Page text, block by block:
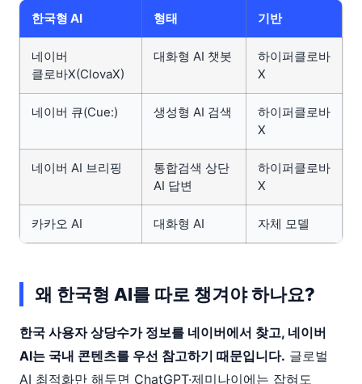
한국형 AI 형태 기반
네이버
클로바X(ClovaX)
대화형 AI 챗봇
하이퍼클로바
X
네이버 큐(Cue:) 생성형 AI 검색
하이퍼클로바
X
네이버 AI 브리핑
통합검색 상단
AI 답변
하이퍼클로바
X
카카오 AI 대화형 AI 자체 모델
왜 한국형 AI를 따로 챙겨야 하나요?
한국 사용자 상당수가 정보를 네이버에서 찾고, 네이버
AI는 국내 콘텐츠를 우선 참고하기 때문입니다. 글로벌
AI 최적화만 해두면 ChatGPT·제미나이에는 잡혀도